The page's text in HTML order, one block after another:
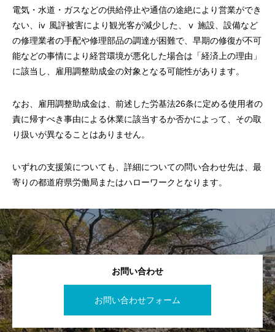
電気・水道・ガスなどの供給停止や通信の途絶により営業ができ
ない、ⅳ 風評被害により観光客が減少した、ⅴ 施設、設備など
の修理業者の手配や修理部品の調達が困難で、早期の修復が不可
能などの事情により経営環境が悪化した場合は「経済上の理由」
に該当し、雇用調整助成金の対象となる可能性があります。
なお、雇用調整助成金は、前述した労基法26条に定める使用者の
責に帰すべき事由による休業に該当するか否かによって、その取
り扱いが異なることはありません。
いずれの支援策についても、詳細についての問い合わせ先は、最
寄りの都道府県労働局またはハローワークとなります。
お問い合わせ
お問い合わせフォーム